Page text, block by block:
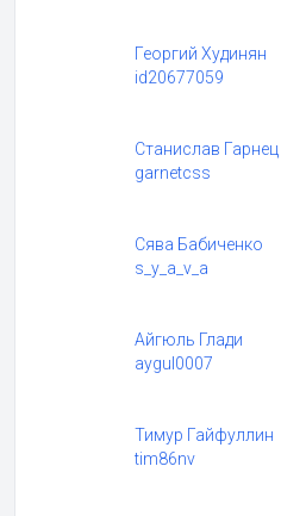
Георгий Худинян
id20677059
Станислав Гарнец
garnetcss
Сява Бабиченко
s_y_a_v_a
Айгюль Глади
aygul0007
Тимур Гайфуллин
tim86nv